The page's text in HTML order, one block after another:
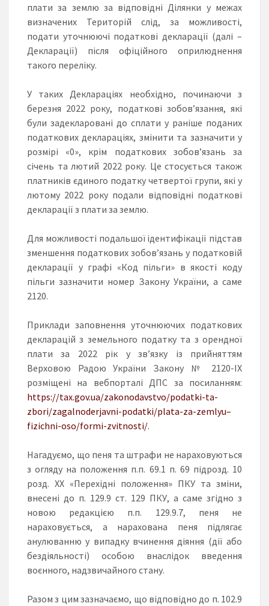
плати за землю за відповідні Ділянки у межах
визначених Територій слід, за можливості,
подати уточнюючі податкові декларації (далі –
Декларації) після офіційного оприлюднення
такого переліку.
У таких Деклараціях необхідно, починаючи з
березня 2022 року, податкові зобов’язання, які
були задекларовані до сплати у раніше поданих
податкових деклараціях, змінити та зазначити у
розмірі «0», крім податкових зобов’язань за
січень та лютий 2022 року. Це стосується також
платників єдиного податку четвертої групи, які у
лютому 2022 року подали відповідні податкові
декларації з плати за землю.
Для можливості подальшої ідентифікації підстав
зменшення податкових зобов’язань у податковій
декларації у графі «Код пільги» в якості коду
пільги зазначити номер Закону України, а саме
2120.
Приклади заповнення уточнюючих податкових
декларацій з земельного податку та з орендної
плати за 2022 рік у зв’язку із прийняттям
Верховою Радою України Закону № 2120-ІХ
розміщені на вебпорталі ДПС за посиланням:
https://tax.gov.ua/zakonodavstvo/podatki-ta-
zbori/zagalnoderjavni-podatki/plata-za-zemlyu–
fizichni-oso/formi-zvitnosti/.
Нагадуємо, що пеня та штрафи не нараховуються
з огляду на положення п.п. 69.1 п. 69 підрозд. 10
розд. ХХ «Перехідні положення» ПКУ та зміни,
внесені до п. 129.9 ст. 129 ПКУ, а саме згідно з
новою редакцією п.п. 129.9.7, пеня не
нараховується, а нарахована пеня підлягає
анулюванню у випадку вчинення діяння (дії або
бездіяльності) особою внаслідок введення
воєнного, надзвичайного стану.
Разом з цим зазначаємо, що відповідно до п. 102.9